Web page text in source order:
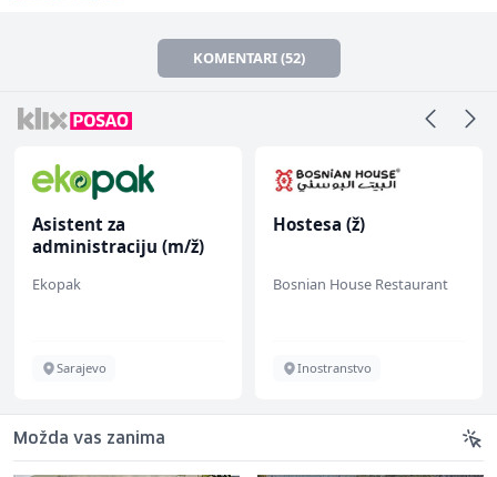
KOMENTARI (52)
Asistent za
administraciju (m/ž)
Ekopak
Sarajevo
Hostesa (ž)
Bosnian House Restaurant
Inostranstvo
Možda vas zanima